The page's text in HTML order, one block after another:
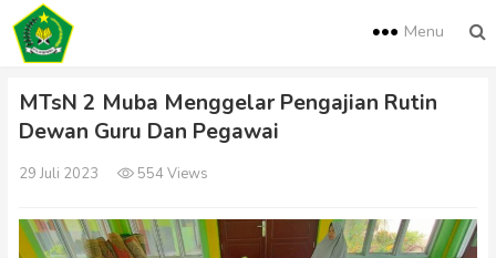
Menu
MTsN 2 Muba Menggelar Pengajian Rutin
Dewan Guru Dan Pegawai
29 Juli 2023 554 Views